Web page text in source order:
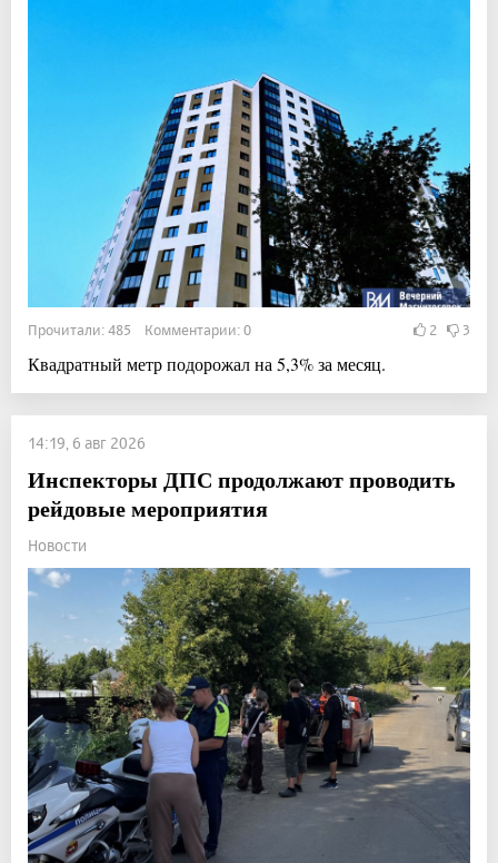
Прочитали: 485 Комментарии: 0 2 3
Квадратный метр подорожал на 5,3% за месяц.
14:19, 6 авг 2026
Инспекторы ДПС продолжают проводить
рейдовые мероприятия
Новости